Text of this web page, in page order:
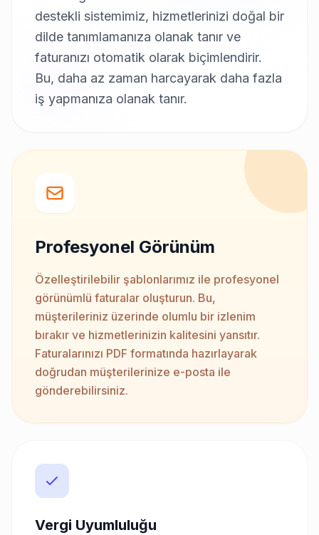
destekli sistemimiz, hizmetlerinizi doğal bir
dilde tanımlamanıza olanak tanır ve
faturanızı otomatik olarak biçimlendirir.
Bu, daha az zaman harcayarak daha fazla
iş yapmanıza olanak tanır.
Profesyonel Görünüm
Özelleştirilebilir şablonlarımız ile profesyonel
görünümlü faturalar oluşturun. Bu,
müşterileriniz üzerinde olumlu bir izlenim
bırakır ve hizmetlerinizin kalitesini yansıtır.
Faturalarınızı PDF formatında hazırlayarak
doğrudan müşterilerinize e-posta ile
gönderebilirsiniz.
Vergi Uyumluluğu